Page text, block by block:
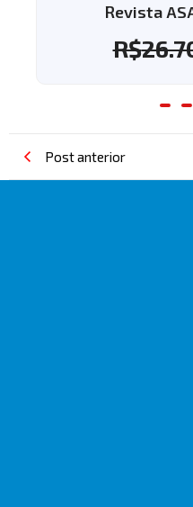
Revista
R$
Post anterior